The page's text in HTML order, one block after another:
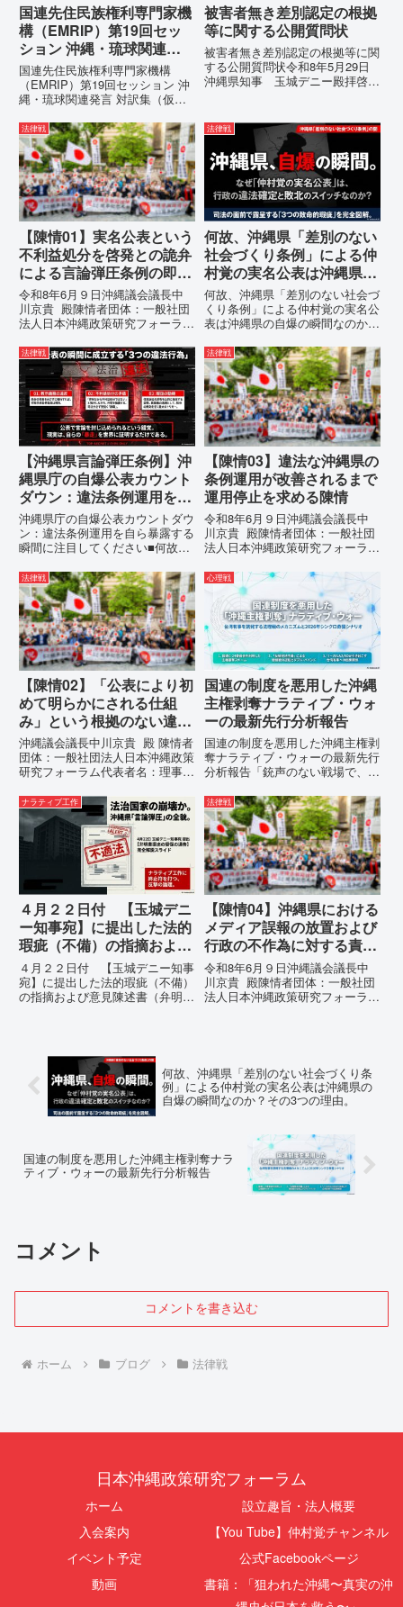
国連先住民族権利専門家機
構（EMRIP）第19回セッ
ション 沖縄・琉球関連発
言 対訳集（仮訳）
国連先住民族権利専門家機構
（EMRIP）第19回セッション 沖
縄・琉球関連発言 対訳集（仮
（EMRIP）の各会合において行
われた、沖縄・琉球の先住民族指
定、PFAS（有機フッ素化合物）
問題、米軍基地、伝統文化（...
被害者無き差別認定の根拠
等に関する公開質問状
被害者無き差別認定の根拠等に関
する公開質問状令和8年5月29日
沖縄県知事 玉城デニー殿拝啓貴
ます。私は、適正な意見陳述（弁
明）を行うにあたり、沖縄県行政
手続条例第28条で定められた...
法律戦
【陳情01】実名公表という
不利益処分を啓発との詭弁
による言論弾圧条例の即時
運用停止を求める陳情
令和8年6月９日沖縄議会議長中
川京貴 殿陳情者団体：一般社団
法人日本沖縄政策研究フォーラム
所：沖縄県那覇市電 話：
080- 実名公表という不利益処分
を啓発との詭弁による言論弾圧条
例の即時運用停止を求める陳情
1...
法律戦
何故、沖縄県「差別のない
社会づくり条例」による仲
村覚の実名公表は沖縄県の
自爆の瞬間なのか？その3
つの理由。
何故、沖縄県「差別のない社会づ
くり条例」による仲村覚の実名公
表は沖縄県の自爆の瞬間なのか？
強行しようとしている「仲村覚の
実名公表」。行政側はこの行為
を、特定の個人を社会的制裁に追
い込むための「仕上げ」だと考え
て...
法律戦
【沖縄県言論弾圧条例】沖
縄県庁の自爆公表カウント
ダウン：違法条例運用を自
ら暴露する瞬間に注目して
ください
沖縄県庁の自爆公表カウントダウ
ン：違法条例運用を自ら暴露する
瞬間に注目してください■何故、
テルを貼りたい本当の理由「なぜ
沖縄県庁は、法を無視してまで私
を封じ込めようとするのか。」そ
の理由は明確です。県政が統治
の...
法律戦
【陳情03】違法な沖縄県の
条例運用が改善されるまで
運用停止を求める陳情
令和8年6月９日沖縄議会議長中
川京貴 殿陳情者団体：一般社団
法人日本沖縄政策研究フォーラム
所：沖縄県那覇市電 話：080-違
法な沖縄県の条例運用が改善され
るまで運用停止を求める陳情陳情
の趣旨沖縄県は、「沖縄県...
法律戦
【陳情02】「公表により初
めて明らかにされる仕組
み」という根拠のない違法
運用の指摘と条例運用の停
止を求める陳情書
沖縄議会議長中川京貴 殿 陳情者
団体：一般社団法人日本沖縄政策
研究フォーラム代表者名：理事
市電 話：080- 「公表により初
めて明らかにされる仕組み」とい
う根拠のない違法運用の指摘と条
例運用の停止を求める陳情...
心理戦
国連の制度を悪用した沖縄
主権剥奪ナラティブ・ウォ
ーの最新先行分析報告
国連の制度を悪用した沖縄主権剥
奪ナラティブ・ウォーの最新先行
分析報告「銃声のない戦場で、日
いる。」現代の戦争は、ミサイル
が飛来する以前に始まっていま
す。国連という国際的な舞台で、
巧妙な「言説（ナラティブ）」が
張...
ナラティブ工作
４月２２日付 【玉城デニ
ー知事宛】に提出した法的
瑕疵（不備）の指摘および
意見陳述書（弁明書）提出
の留保の通告
４月２２日付 【玉城デニー知事
宛】に提出した法的瑕疵（不備）
の指摘および意見陳述書（弁明
の通告を行いました。沖縄県は、
この時は、違法を認めて軌道修正
す...
法律戦
【陳情04】沖縄県における
メディア誤報の放置および
行政の不作為に対する責任
追及と再発防止策を求める
陳情
令和8年6月９日沖縄議会議長中
川京貴 殿陳情者団体：一般社団
法人日本沖縄政策研究フォーラム
為に対する責任追及と再発防...
何故、沖縄県「差別のない社会づくり条
例」による仲村覚の実名公表は沖縄県の
自爆の瞬間なのか？その3つの理由。
国連の制度を悪用した沖縄主権剥奪ナラ
ティブ・ウォーの最新先行分析報告
コメント
コメントを書き込む
ホーム ブログ 法律戦
日本沖縄政策研究フォーラム
ホーム
設立趣旨・法人概要
入会案内
【You Tube】仲村覚チャンネル
イベント予定
公式Facebookページ
動画
書籍：「狙われた沖縄〜真実の沖